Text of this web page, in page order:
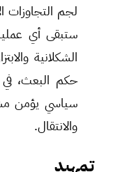
لجم التجاوزات
ستبقى أي
الشكلانية
حكم البعث،
سياسي يؤمن
والانتقال.
تمهيد